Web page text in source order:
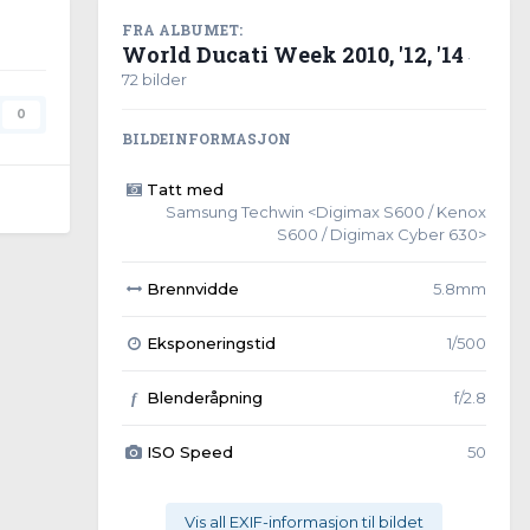
0
FRA ALBUMET:
World Ducati Week 2010, '12, '14 ·
72 bilder
BILDEINFORMASJON
Tatt med
Samsung Techwin <Digimax S600 / Kenox
S600 / Digimax Cyber 630>
Brennvidde 5.8mm
Eksponeringstid 1/500
f Blenderåpning f/2.8
ISO Speed 50
Vis all EXIF-informasjon til bildet